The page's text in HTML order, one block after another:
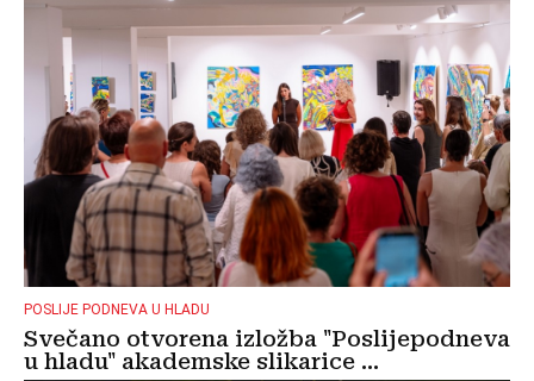
POSLIJE PODNEVA U HLADU
Svečano otvorena izložba "Poslijepodneva
u hladu" akademske slikarice ...